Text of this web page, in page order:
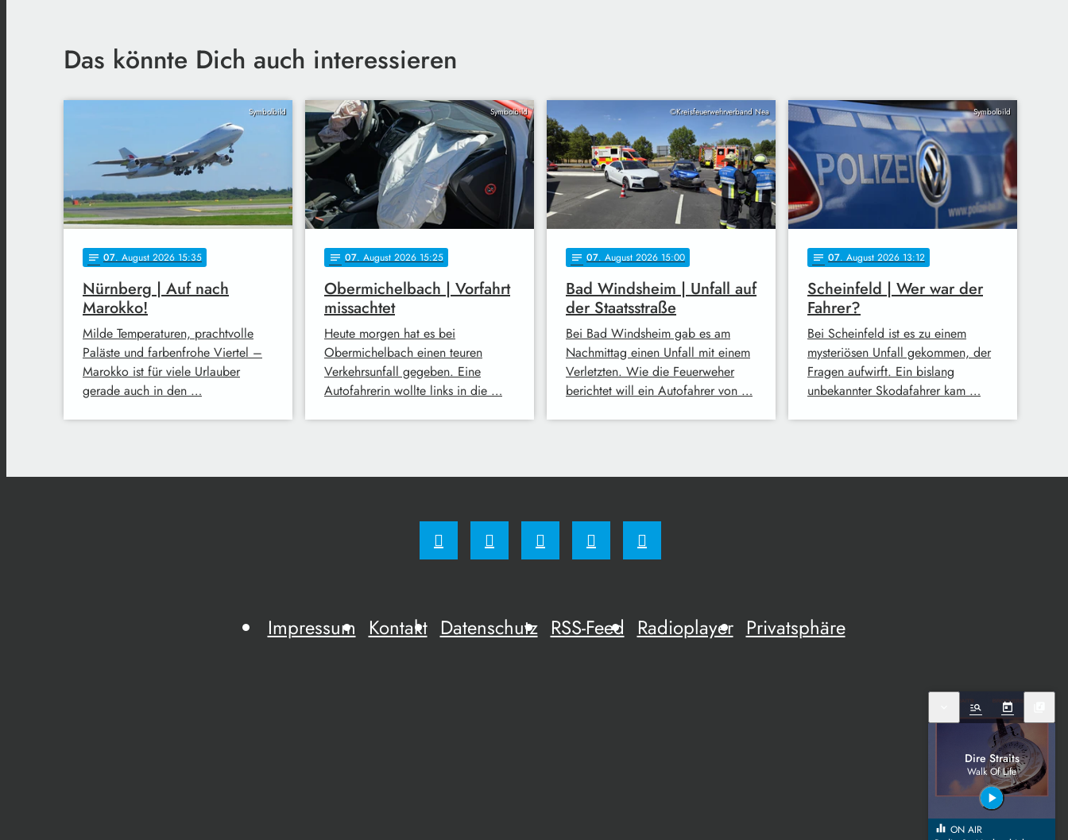
Das könnte Dich auch interessieren
Symbolbild
notes 07. August 2026 15:35
Nürnberg | Auf nach
Marokko!
Milde Temperaturen, prachtvolle
Paläste und farbenfrohe Viertel –
Marokko ist für viele Urlauber
gerade auch in den …
Symbolbild
notes 07. August 2026 15:25
Obermichelbach | Vorfahrt
missachtet
Heute morgen hat es bei
Obermichelbach einen teuren
Verkehrsunfall gegeben. Eine
Autofahrerin wollte links in die …
©Kreisfeuerwehrverband Nea
notes 07. August 2026 15:00
Bad Windsheim | Unfall auf
der Staatsstraße
Bei Bad Windsheim gab es am
Nachmittag einen Unfall mit einem
Verletzten. Wie die Feuerweher
berichtet will ein Autofahrer von …
Symbolbild
notes 07. August 2026 13:12
Scheinfeld | Wer war der
Fahrer?
Bei Scheinfeld ist es zu einem
mysteriösen Unfall gekommen, der
Fragen aufwirft. Ein bislang
unbekannter Skodafahrer kam …
Impressum Kontakt Datenschutz RSS-Feed Radioplayer Privatsphäre
manage_search today
Dire Straits
Walk Of Life
play_arrow
equalizer ON AIR